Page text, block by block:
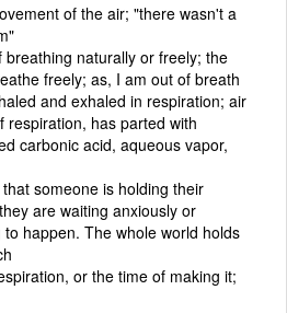
of the air; "there wasn't a
breathing naturally or freely; the
freely; as, I am out of breath
and exhaled in respiration; air
respiration, has parted with
carbonic acid, aqueous vapor,
someone is holding their
are waiting anxiously or
happen. The whole world holds
or the time of making it;